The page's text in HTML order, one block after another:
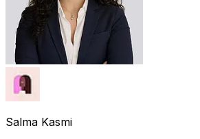
Salma Kasmi